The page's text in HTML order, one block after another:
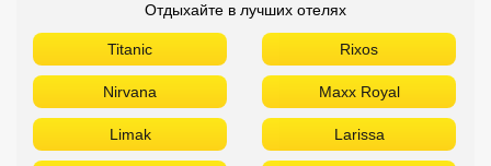
Отдыхайте в лучших отелях
Titanic Rixos
Nirvana Maxx Royal
Limak Larissa